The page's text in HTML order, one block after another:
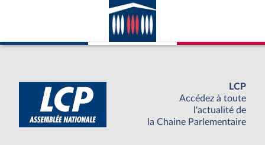
LCP
Accédez à toute
l'actualité de
la Chaine Parlementaire